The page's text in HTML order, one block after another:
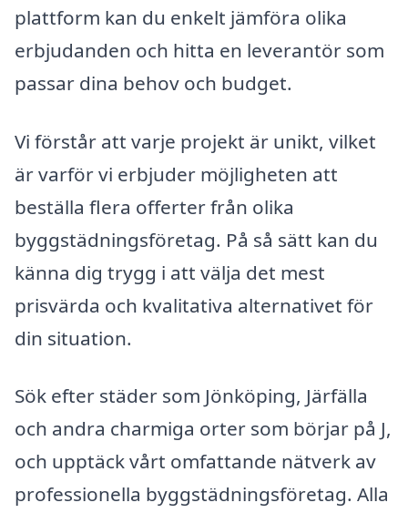
plattform kan du enkelt jämföra olika
erbjudanden och hitta en leverantör som
passar dina behov och budget.
Vi förstår att varje projekt är unikt, vilket
är varför vi erbjuder möjligheten att
beställa flera offerter från olika
byggstädningsföretag. På så sätt kan du
känna dig trygg i att välja det mest
prisvärda och kvalitativa alternativet för
din situation.
Sök efter städer som Jönköping, Järfälla
och andra charmiga orter som börjar på J,
och upptäck vårt omfattande nätverk av
professionella byggstädningsföretag. Alla